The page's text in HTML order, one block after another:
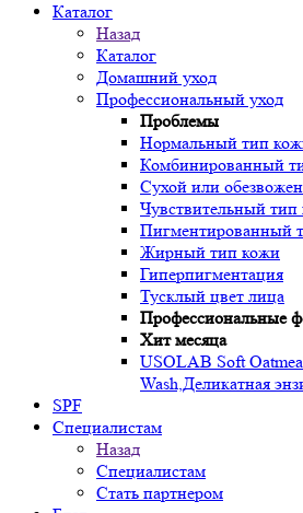
Каталог
Назад
Каталог
Домашний уход
Профессиональный уход
Проблемы
Нормальный тип
Комбинированный
Сухой или
Чувствительный тип
Пигментированный
Жирный тип кожи
Гиперпигментация
Тусклый цвет лица
Профессиональные
Хит месяца
USOLAB Soft
Wash,Деликатная
SPF
Специалистам
Назад
Специалистам
Стать партнером